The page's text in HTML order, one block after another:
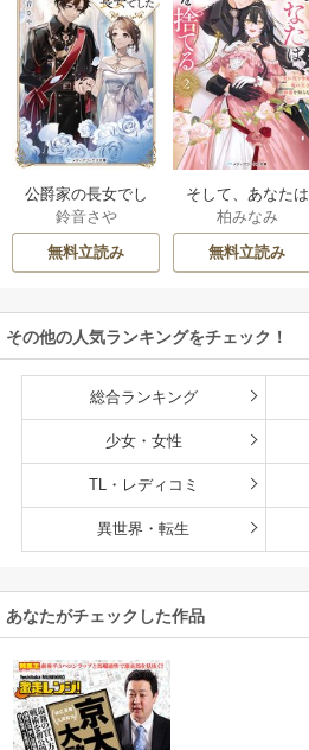
公爵家の長女でし
た
鈴音さや
無料立読み
そして、あなたは
私を捨てる
柏みなみ
無料立読み
その他の人気ランキングをチェック！
総合ランキング
少女・女性
TL・レディコミ
異世界・転生
あなたがチェックした作品